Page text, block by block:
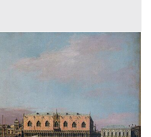
- Perchè conviene
all'asta?
tutti i dettagli di questa
un approfondimento sulle
compiere investimenti